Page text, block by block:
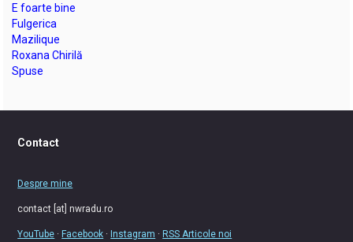
E foarte bine
Fulgerica
Mazilique
Roxana Chirilă
Spuse
Contact
Despre mine
contact [at] nwradu.ro
YouTube ·Facebook ·Instagram ·RSS Articole noi